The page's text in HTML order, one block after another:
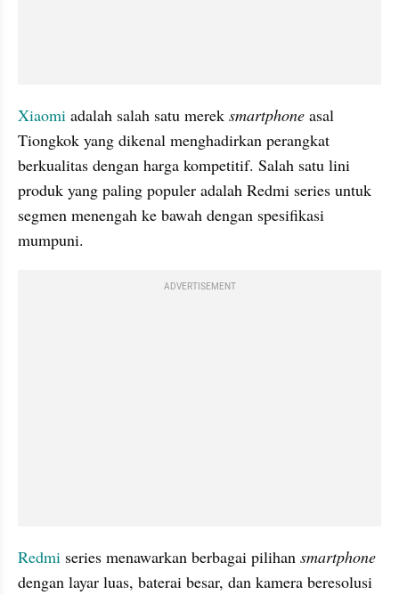
Xiaomi adalah salah satu merek smartphone asal
Tiongkok yang dikenal menghadirkan perangkat
berkualitas dengan harga kompetitif. Salah satu lini
produk yang paling populer adalah Redmi series untuk
segmen menengah ke bawah dengan spesifikasi
mumpuni.
ADVERTISEMENT
Redmi series menawarkan berbagai pilihan
dengan layar luas, baterai besar, dan kamera beresolusi